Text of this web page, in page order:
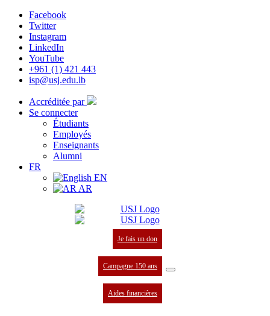
Facebook
Twitter
Instagram
LinkedIn
YouTube
+961 (1) 421 443
isp@usj.edu.lb
Accréditée par
Se connecter
Étudiants
Employés
Enseignants
Alumni
FR
EN
AR
Je fais un don
Campagne 150 ans
Aides financières